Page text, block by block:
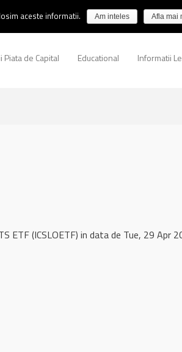
Piata de Capital Educational Informatii
ETF (ICSLOETF) in data de Tue, 29 Apr
aceste informatii. Am inteles Afla mai